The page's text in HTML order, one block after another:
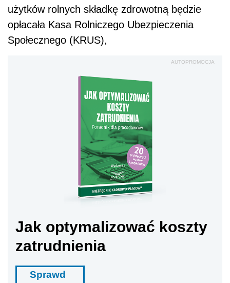
użytków rolnych składkę zdrowotną będzie
opłacała Kasa Rolniczego Ubezpieczenia
Społecznego (KRUS),
AUTOPROMOCJA
Jak optymalizować koszty
zatrudnienia
Sprawd